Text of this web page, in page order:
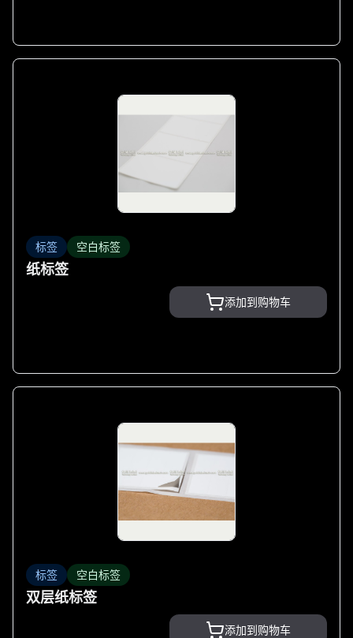
标签 空白标签
纸标签
添加到购物车
标签 空白标签
双层纸标签
添加到购物车